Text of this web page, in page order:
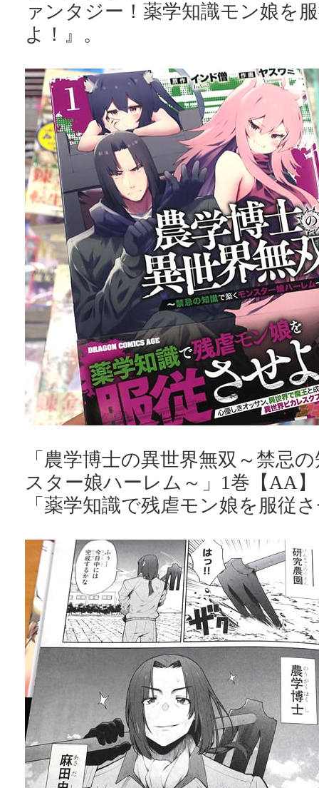
ァンタジー！薬学知識モン娘を
よ！』。
「農学博士の異世界無双～禁忌
スター娘ハーレム～」1巻【AA】
「薬学知識で残虐モン娘を服従